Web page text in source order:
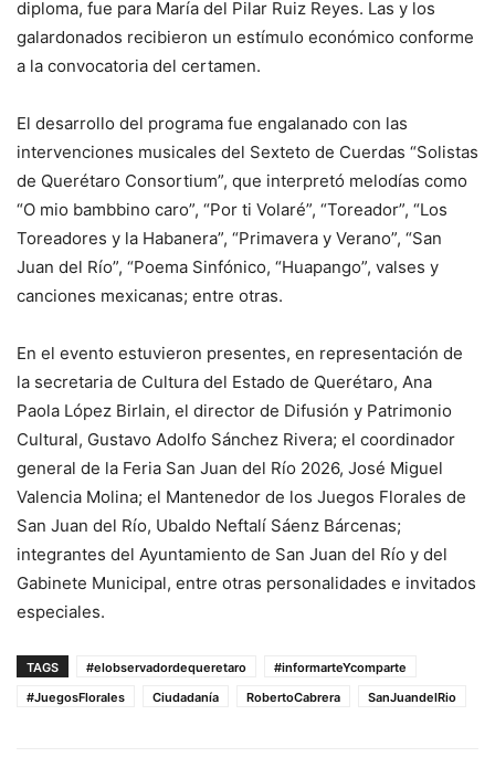
diploma, fue para María del Pilar Ruiz Reyes. Las y los
galardonados recibieron un estímulo económico conforme
a la convocatoria del certamen.
El desarrollo del programa fue engalanado con las
intervenciones musicales del Sexteto de Cuerdas “Solistas
de Querétaro Consortium”, que interpretó melodías como
“O mio bambbino caro”, “Por ti Volaré”, “Toreador”, “Los
Toreadores y la Habanera”, “Primavera y Verano”, “San
Juan del Río”, “Poema Sinfónico, “Huapango”, valses y
canciones mexicanas; entre otras.
En el evento estuvieron presentes, en representación de
la secretaria de Cultura del Estado de Querétaro, Ana
Paola López Birlain, el director de Difusión y Patrimonio
Cultural, Gustavo Adolfo Sánchez Rivera; el coordinador
general de la Feria San Juan del Río 2026, José Miguel
Valencia Molina; el Mantenedor de los Juegos Florales de
San Juan del Río, Ubaldo Neftalí Sáenz Bárcenas;
integrantes del Ayuntamiento de San Juan del Río y del
Gabinete Municipal, entre otras personalidades e invitados
especiales.
TAGS #elobservadordequeretaro
#informarteYcomparte
#JuegosFlorales
Ciudadanía RobertoCabrera SanJuandelRio